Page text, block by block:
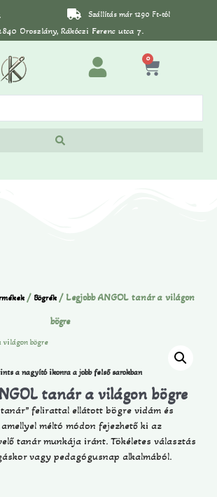
Szállítás már 1290 Ft-tól
Oroszlány, Rákóczi Ferenc utca 7.
0
/ Bögrék / Legjobb ANGOL tanár a világon
bögre
a nagyító ikonra a jobb felső sarokban
tanár a világon bögre
tanár” felirattal ellátott bögre vidám és
méltó módon fejezhető ki az
tanár munkája iránt. Tökéletes választás
vagy pedagógusnap alkalmából.